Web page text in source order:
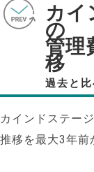
カイ
の
管理
移
過去と比
カインドステー
推移を最大3年前